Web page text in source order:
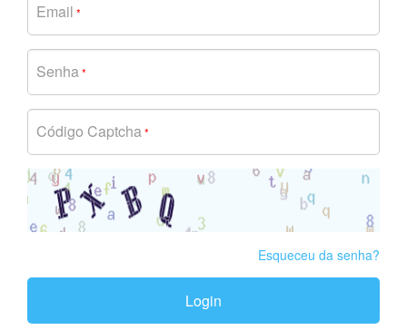
Email *
Senha*
Código Captcha*
Esqueceu da senha?
Login